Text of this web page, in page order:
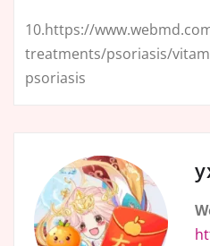
10.https://
treatments/psoriasis/
psoriasis